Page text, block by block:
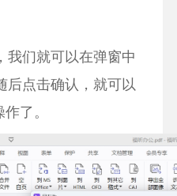
我们就可以在弹窗中
后点击确认，就可以
了。